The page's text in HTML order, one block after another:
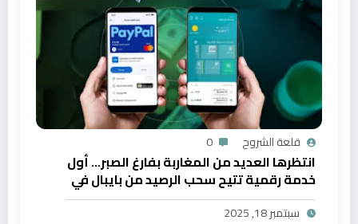
قلعة الشروح 0
انتظرها العديد من المغاربة بفارغ الصبر… أول
خدمة رقمية تتيح سحب الرصيد من بايبال في
المغرب
سبتمبر 18, 2025